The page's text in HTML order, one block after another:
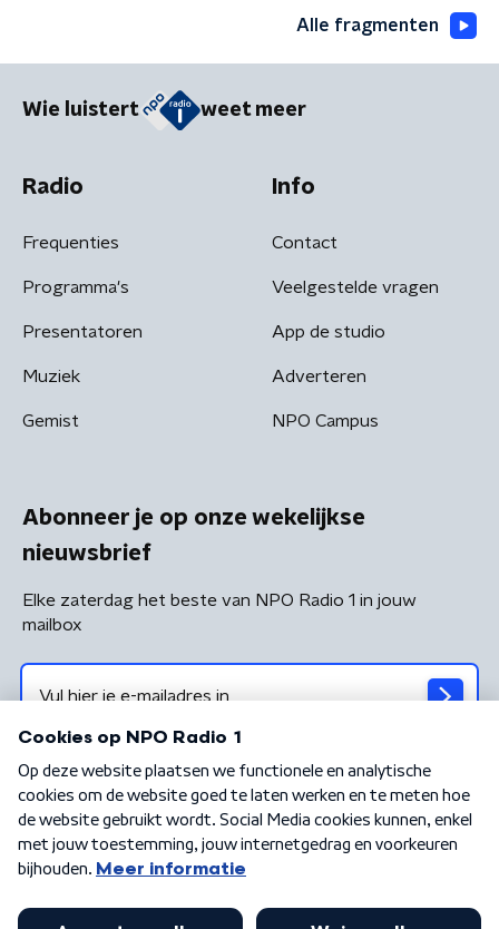
Alle fragmenten
Wie luistert weet meer
Radio
Frequenties
Programma's
Presentatoren
Muziek
Gemist
Info
Contact
Veelgestelde vragen
App de studio
Adverteren
NPO Campus
Abonneer je op onze wekelijkse
nieuwsbrief
Elke zaterdag het beste van NPO Radio 1 in jouw
mailbox
Algemene voorwaarden Privacybeleid